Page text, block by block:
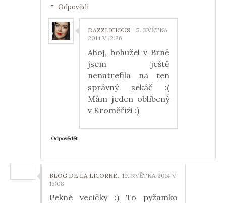
Odpovědi
DAZZLICIOUS
5. KVĚTNA
2014 V 12:26
Ahoj, bohužel v Brně
jsem ještě
nenatrefila na ten
správný sekáč :(
Mám jeden oblíbený
v Kroměříži :)
Odpovědět
BLOG DE LA LICORNE. 19. KVĚTNA 2014 V
16:08
Pekné vecičky :) To pyžamko